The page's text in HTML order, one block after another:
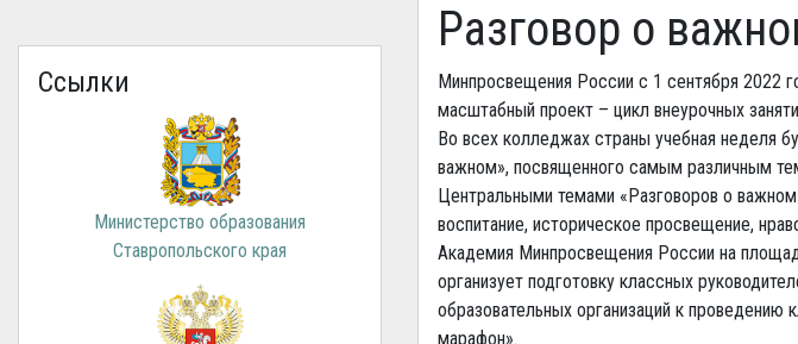
Ссылки
Министерство образования
Ставропольского края
Разговор о
Минпросвещения России с 1 сентября 2022
масштабный проект – цикл внеурочных
Во всех колледжах страны учебная неделя
важном», посвященного самым различным
Центральными темами «Разговоров о
воспитание, историческое просвещение,
Академия Минпросвещения России на
организует подготовку классных
образовательных организаций к
марафон».